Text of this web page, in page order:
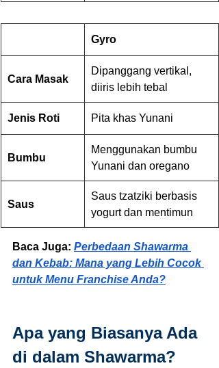
Gyro
Cara Masak
Dipanggang vertikal,
diiris lebih tebal
Jenis Roti Pita khas Yunani
Bumbu
Menggunakan bumbu
Yunani dan oregano
Saus
Saus tzatziki berbasis
yogurt dan mentimun
Baca Juga: Perbedaan Shawarma
dan Kebab: Mana yang Lebih Cocok
untuk Menu Franchise Anda?
Apa yang Biasanya Ada
di dalam Shawarma?